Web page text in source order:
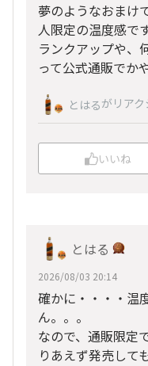
夢のようなおまけ
人限定の温度感で
ランクアップや、
って公式通販でか
とはるがリア
いいね
とはる
2026/08/03 20:14
確かに・・・・温
ん。。。
なので、通販限定
りあえず発売して